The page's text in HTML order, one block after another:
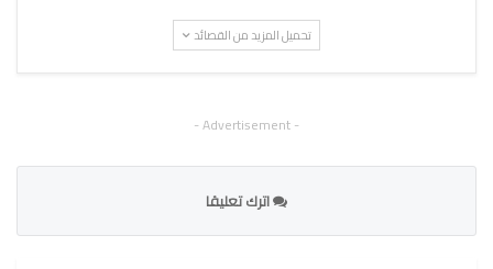
تحميل المزيد من القصائد
- Advertisement -
اترك تعليقا